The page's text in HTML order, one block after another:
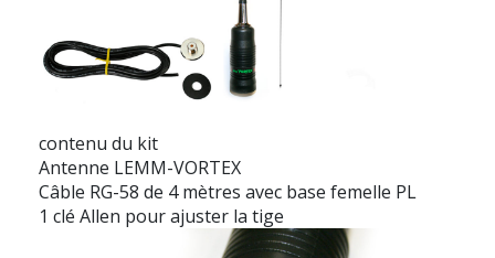
contenu du kit
Antenne LEMM-VORTEX
Câble RG-58 de 4 mètres avec base femelle PL
1 clé Allen pour ajuster la tige